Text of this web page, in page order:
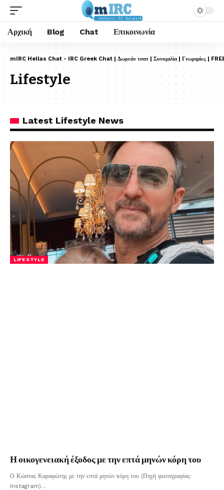
Αρχική Blog Chat Επικοινωνία
mIRC Hellas Chat - IRC Greek Chat | Δωρεάν τσατ | Συνομιλία | Γνωριμίες |
Lifestyle
Latest Lifestyle News
LIFESTYLE
Η οικογενειακή έξοδος με την επτά μηνών κόρη του
Ο Κώστας Καραφώτης με την επτά μηνών κόρη του (Πηγή φωτογραφίας:
Instagram)…